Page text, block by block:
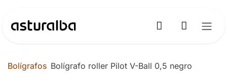
Bolígrafos Bolígrafo roller Pilot V-Ball 0,5 negro